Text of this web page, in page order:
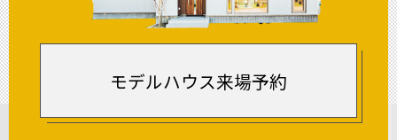
モデルハウス来場予約